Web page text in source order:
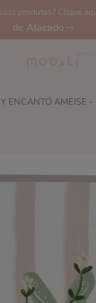
produtos? Clique
de Atacado
ENCANTO AMEISE